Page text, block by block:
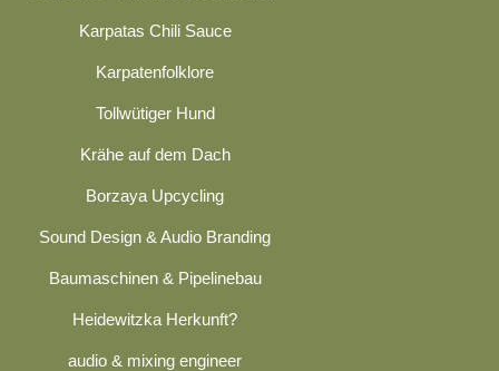
Karpatas Chili Sauce
Karpatenfolklore
Tollwütiger Hund
Krähe auf dem Dach
Borzaya Upcycling
Sound Design & Audio Branding
Baumaschinen & Pipelinebau
Heidewitzka Herkunft?
audio & mixing engineer